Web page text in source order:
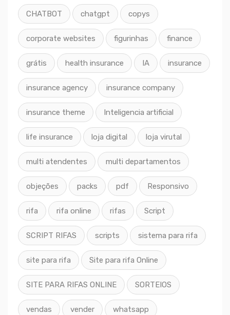
CHATBOT chatgpt copys
corporate websites figurinhas finance
grátis health insurance IA insurance
insurance agency insurance company
insurance theme Inteligencia artificial
life insurance loja digital loja virutal
multi atendentes multi departamentos
objeções packs pdf Responsivo
rifa rifa online rifas Script
SCRIPT RIFAS scripts sistema para rifa
site para rifa Site para rifa Online
SITE PARA RIFAS ONLINE SORTEIOS
vendas vender whatsapp